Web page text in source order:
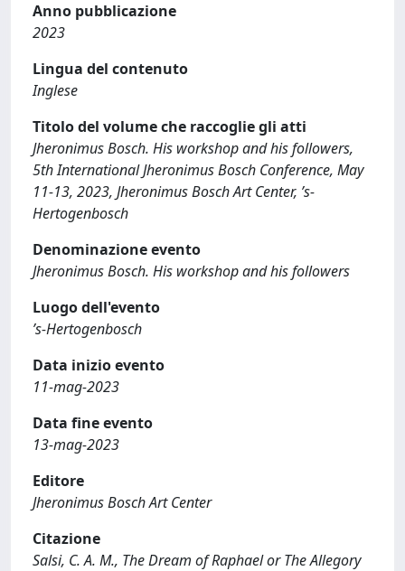
Anno pubblicazione
2023
Lingua del contenuto
Inglese
Titolo del volume che raccoglie gli atti
Jheronimus Bosch. His workshop and his followers,
5th International Jheronimus Bosch Conference, May
11-13, 2023, Jheronimus Bosch Art Center, ’s-
Hertogenbosch
Denominazione evento
Jheronimus Bosch. His workshop and his followers
Luogo dell'evento
’s-Hertogenbosch
Data inizio evento
11-mag-2023
Data fine evento
13-mag-2023
Editore
Jheronimus Bosch Art Center
Citazione
Salsi, C. A. M., The Dream of Raphael or The Allegory